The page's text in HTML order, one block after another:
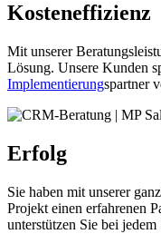
Kosteneffizienz
Mit unserer
Lösung. Unsere Kunden
Implementierungspartner
Erfolg
Sie haben mit unserer
Projekt einen erfahrenen
unterstützen Sie bei jedem